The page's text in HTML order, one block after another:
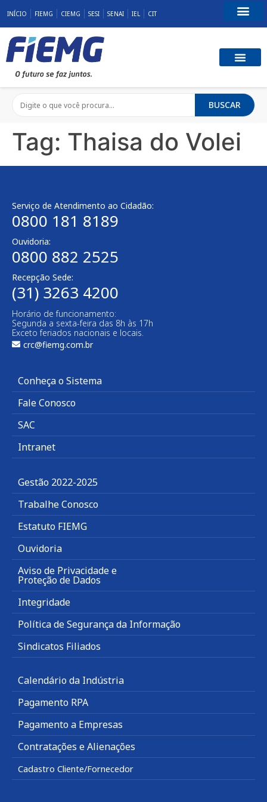
INÍCIO FIEMG CIEMG SESI SENAI IEL CIT
BUSCAR
Tag: Thaisa do Volei
Serviço de Atendimento ao Cidadão:
0800 181 8189
Ouvidoria:
0800 882 2525
Recepção Sede:
(31) 3263 4200
Horário de funcionamento:
Segunda a sexta-feira das 8h às 17h
Exceto feriados nacionais e locais.
crc@fiemg.com.br
Conheça o Sistema
Fale Conosco
SAC
Intranet
Gestão 2022-2025
Trabalhe Conosco
Estatuto FIEMG
Ouvidoria
Aviso de Privacidade e
Proteção de Dados
Integridade
Política de Segurança da Informação
Sindicatos Filiados
Calendário da Indústria
Pagamento RPA
Pagamento a Empresas
Contratações e Alienações
Cadastro Cliente/Fornecedor